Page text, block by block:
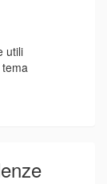
utili